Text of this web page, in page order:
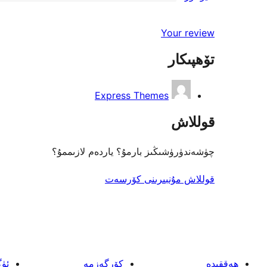
باھالاش
يۇلتۇز
باھالاش
Your review
تۆھپىكار
Express Themes
قوللاش
چۈشەندۈرۈشىڭىز بارمۇ؟ ياردەم لازىممۇ؟
قوللاش مۇنبىرىنى كۆرسەت
ھەققىدە كۆرگەزمە